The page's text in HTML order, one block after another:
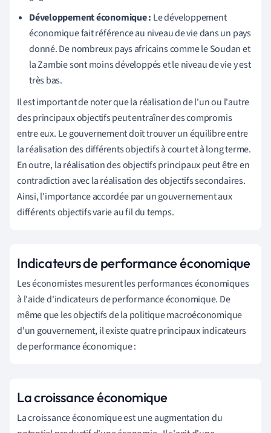
Développement économique : Le développement
économique fait référence au niveau de vie dans un pays
donné. De nombreux pays africains comme le Soudan et
la Zambie sont moins développés et le niveau de vie y est
très bas.
Il est important de noter que la réalisation de l'un ou l'autre
des principaux objectifs peut entraîner des compromis
entre eux. Le gouvernement doit trouver un équilibre entre
la réalisation des différents objectifs à court et à long terme.
En outre, la réalisation des objectifs principaux peut être en
contradiction avec la réalisation des objectifs secondaires.
Ainsi, l'importance accordée par un gouvernement aux
différents objectifs varie au fil du temps.
Indicateurs de performance économique
Les économistes mesurent les performances économiques
à l'aide d'indicateurs de performance économique. De
même que les objectifs de la politique macroéconomique
d'un gouvernement, il existe quatre principaux indicateurs
de performance économique :
La croissance économique
La croissance économique est uneaugmentation du